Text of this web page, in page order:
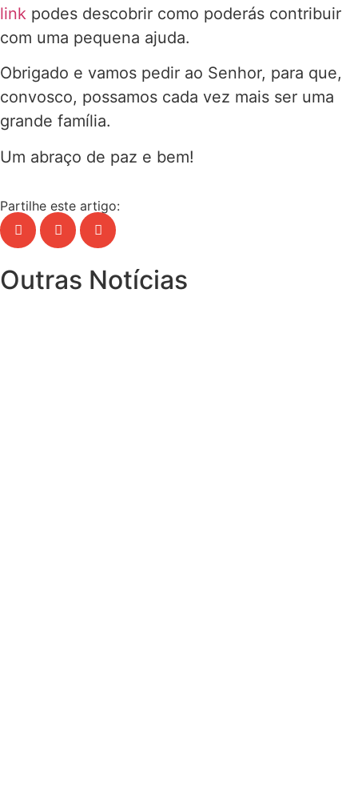
link podes descobrir como poderás contribuir
com uma pequena ajuda.
Obrigado e vamos pedir ao Senhor, para que,
convosco, possamos cada vez mais ser uma
grande família.
Um abraço de paz e bem!
Partilhe este artigo:
Outras Notícias